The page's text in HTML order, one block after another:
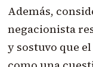
Además,
negacionista
y sostuvo que